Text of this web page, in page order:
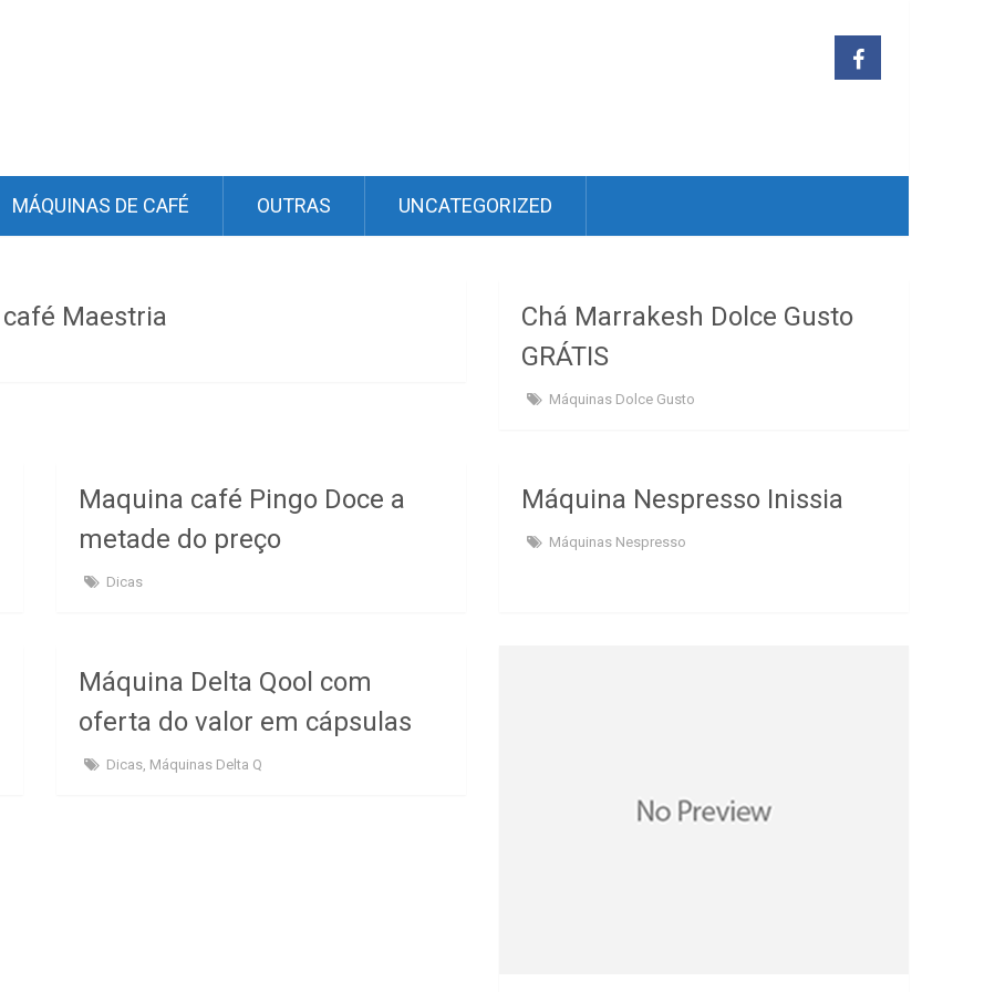
MÁQUINAS DE CAFÉ OUTRAS UNCATEGORIZED
Maestria
Chá Marrakesh Dolce Gusto
GRÁTIS
Máquinas Dolce Gusto
Maquina café Pingo Doce a
metade do preço
Dicas
Máquina Nespresso Inissia
Máquinas Nespresso
Máquina Delta Qool com
oferta do valor em cápsulas
Dicas, Máquinas Delta Q